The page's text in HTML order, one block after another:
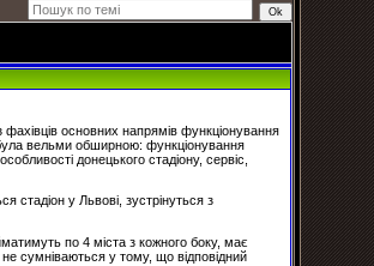
основних напрямів функціонування
була вельми обширною: функціонування
донецького стадіону, сервіс,
стадіон у Львові, зустрінуться з
по 4 міста з кожного боку, має
сумніваються у тому, що відповідний